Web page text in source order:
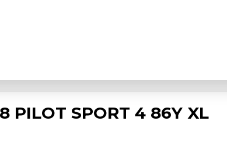
PILOT SPORT 4 86Y XL